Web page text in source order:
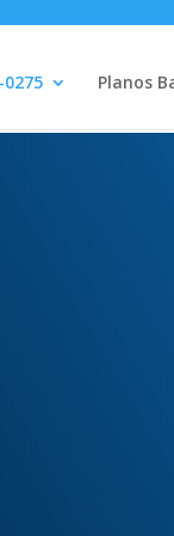
Planos